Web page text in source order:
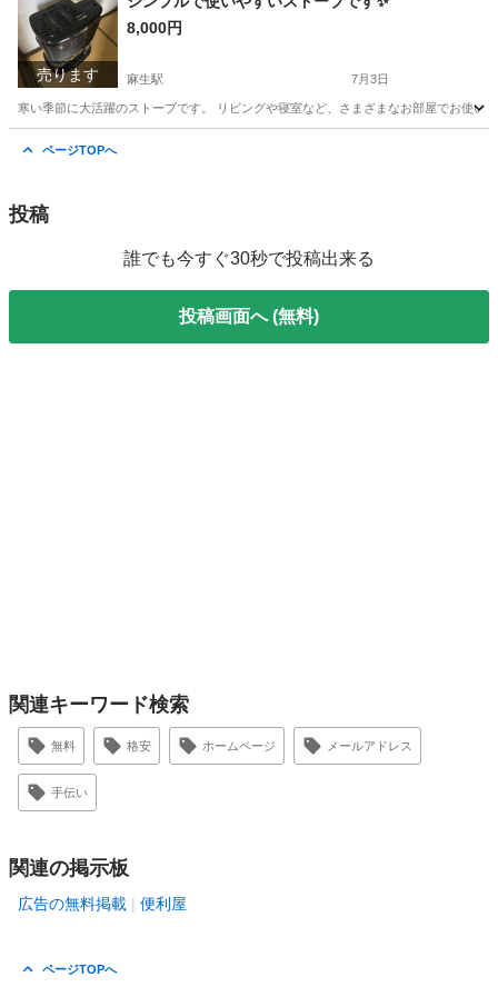
売ります
8,000円
麻生駅 7月3日
寒い季節に大活躍のストーブです。 リビングや寝室など、さまざまなお部屋でお使
ページTOPへ
投稿
誰でも今すぐ30秒で投稿出来る
投稿画面へ (無料)
関連キーワード検索
無料 格安 ホームページ メールアドレス
手伝い
関連の掲示板
広告の無料掲載 便利屋
ページTOPへ